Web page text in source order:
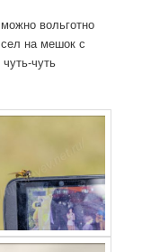
вольготно
на мешок с
чуть